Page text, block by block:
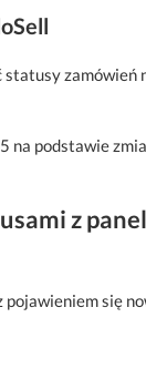
na podstawie
z
się